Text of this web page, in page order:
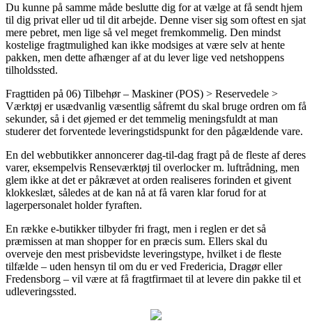
Du kunne på samme måde beslutte dig for at vælge at få sendt hjem
til dig privat eller ud til dit arbejde. Denne viser sig som oftest en sjat
mere pebret, men lige så vel meget fremkommelig. Den mindst
kostelige fragtmulighed kan ikke modsiges at være selv at hente
pakken, men dette afhænger af at du lever lige ved netshoppens
tilholdssted.
Fragttiden på 06) Tilbehør – Maskiner (POS) > Reservedele >
Værktøj er usædvanlig væsentlig såfremt du skal bruge ordren om få
sekunder, så i det øjemed er det temmelig meningsfuldt at man
studerer det forventede leveringstidspunkt for den pågældende vare.
En del webbutikker annoncerer dag-til-dag fragt på de fleste af deres
varer, eksempelvis Renseværktøj til overlocker m. luftrådning, men
glem ikke at det er påkrævet at orden realiseres forinden et givent
klokkeslæt, således at de kan nå at få varen klar forud for at
lagerpersonalet holder fyraften.
En række e-butikker tilbyder fri fragt, men i reglen er det så
præmissen at man shopper for en præcis sum. Ellers skal du
overveje den mest prisbevidste leveringstype, hvilket i de fleste
tilfælde – uden hensyn til om du er ved Fredericia, Dragør eller
Fredensborg – vil være at få fragtfirmaet til at levere din pakke til et
udleveringssted.